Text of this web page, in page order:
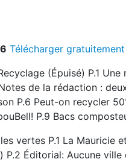
Télécharger gratuitement
(Épuisé) P.1
de la rédaction :
P.6 Peut-on recycler
P.9 Bacs
vertes P.1 La
P.2 Éditorial: Aucune